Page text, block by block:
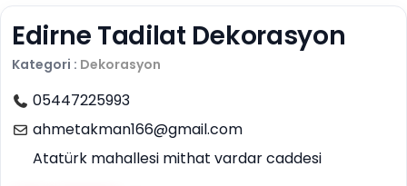
Edirne Tadilat Dekorasyon
Kategori : Dekorasyon
05447225993
ahmetakman166@gmail.com
Atatürk mahallesi mithat vardar caddesi